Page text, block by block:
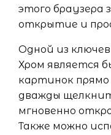
этого браузера
открытие и
Одной из
Хром является
картинок прямо
дважды
мгновенно
Также можно